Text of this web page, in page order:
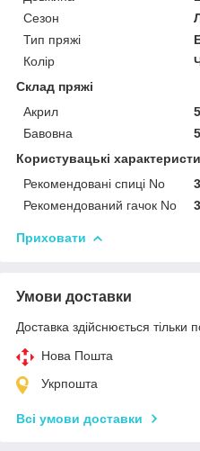
Сезон
Тип пряжі
Колір
Склад пряжі
Акрил
Бавовна
Користувацькі
Рекомендовані спиці No
Рекомендований гачок No
Приховати
Умови доставки
Доставка здійснюється тільки
Нова Пошта
Укрпошта
Всі умови доставки